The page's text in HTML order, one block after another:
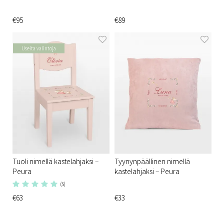
€95 €89
Useita valintoja
Tuoli nimellä kastelahjaksi –
Peura
(5)
€63
Tyynynpäällinen nimellä
kastelahjaksi – Peura
€33